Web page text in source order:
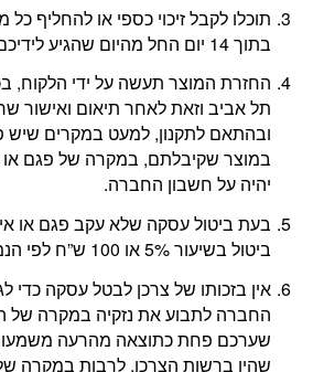
תוכלו לקבל זיכוי כספי או להחליף
בתוך 14 יום החל מהיום שהגיע לידיכם.
תל אביב וזאת לאחר תיאום ואישור
ובהתאם לתקנון, למעט במקרים
במוצר שקיבלתם, במקרה של פגם
יהיה על חשבון החברה.
בעת ביטול עסקה שלא עקב פגם או
ביטול בשיעור 5% או 100 ש”ח לפי הנמוך.
אין בזכותו של צרכן לבטל עסקה כדי
החברה לתבוע את נזקיה במקרה של
שערכם פחת כתוצאה מהרעה
שהיו ברשות הצרכן, לרבות במקרה